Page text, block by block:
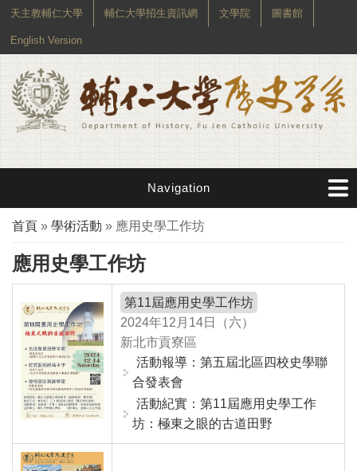
天主教輔仁大學 輔仁大學招生資訊網 文學院 圖書館
English Version
Navigation
您在這裡
首頁 » 學術活動 » 應用史學工作坊
應用史學工作坊
第11屆應用史學工作坊
2024年12月14日（六）
新北市貢寮區
活動報導：第五屆北區四校史學聯
合發表會
活動紀實：第11屆應用史學工作
坊：極東之眼的古道田野